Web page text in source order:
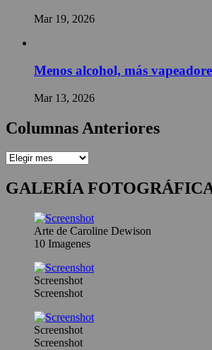
Mar 19, 2026
Menos alcohol, más
Mar 13, 2026
Columnas Anteriores
GALERÍA
Arte de Caroline Dewison
10 Imagenes
Screenshot
Screenshot
Screenshot
Screenshot